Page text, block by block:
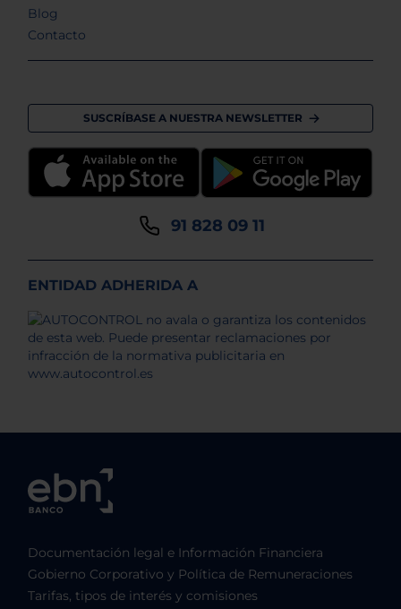
Blog
Contacto
SUSCRÍBASE A NUESTRA NEWSLETTER
91 828 09 11
ENTIDAD ADHERIDA A
Documentación legal e Información Financiera
Gobierno Corporativo y Política de Remuneraciones
Tarifas, tipos de interés y comisiones